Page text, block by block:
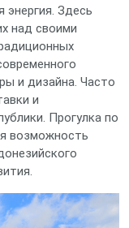
энергия. Здесь
над своими
и дизайна. Часто
и
Прогулка по
возможность